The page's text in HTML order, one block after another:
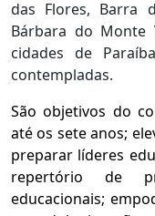
das Flores, Barra
Bárbara do Monte
cidades de
contempladas.
São objetivos do
até os sete anos;
preparar líderes
repertório de
educacionais;